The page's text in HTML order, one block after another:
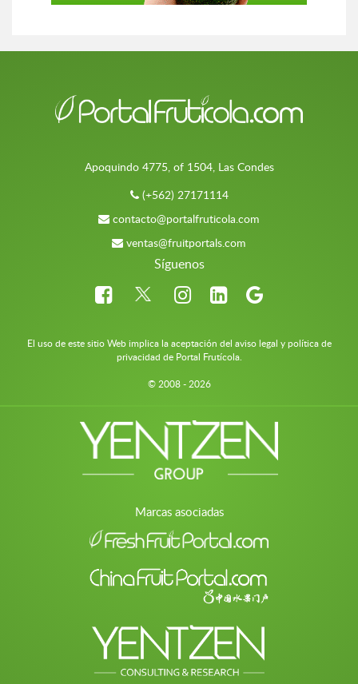
Apoquindo 4775, of 1504, Las Condes
(+562) 27171114
contacto@portalfruticola.com
ventas@fruitportals.com
Síguenos
El uso de este sitio Web implica la aceptación del aviso legal y política de
privacidad de Portal Frutícola.
© 2008 - 2026
Marcas asociadas